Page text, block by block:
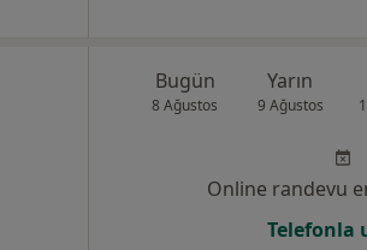
Bugün
8 Ağustos
Yarın
9 Ağustos
Online randevu
Telefonla